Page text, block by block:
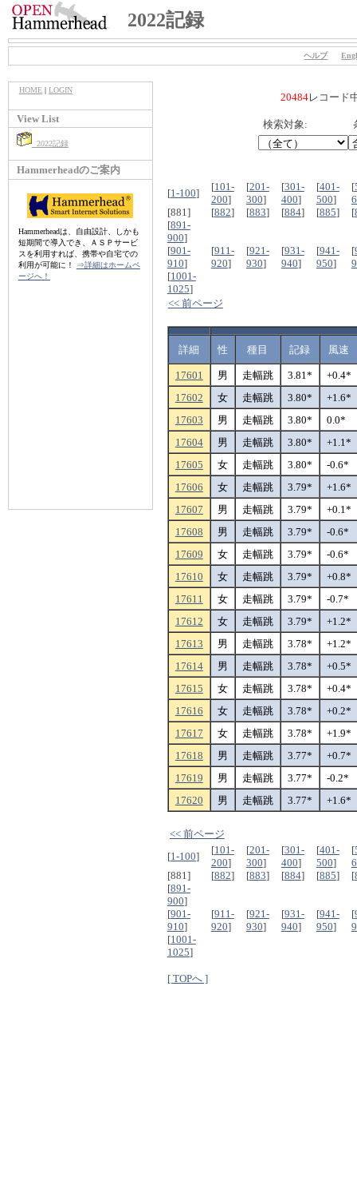
2022記録
ヘルプ
HOME| LOGIN
View List
2022記録
Hammerheadのご案内
Hammerheadは、自由設計、しかも
短期間で導入でき、ＡＳＰサービ
スを利用すれば、携帯や自宅での
利用が可能に！
⇒詳細はホームペ
ージへ！
20484レコード
検索対象:
[1-100]
[101-
200]
[201-
300]
[301-
400]
[401-
500]
[
[881]
[882] [883] [884] [885] [
[891-
900]
[901-
910]
[911-
920]
[921-
930]
[931-
940]
[941-
950]
[
[1001-
1025]
<< 前ページ
詳細 性 種目 記録 風速
17601 男 走幅跳 3.81*
+0.4*
17602
女 走幅跳 3.80*
+1.6*
17603
男 走幅跳 3.80*
0.0*
17604
男 走幅跳 3.80*
+1.1*
17605
女 走幅跳 3.80*
-0.6*
17606
女 走幅跳 3.79*
+1.6*
17607
男 走幅跳 3.79*
+0.1*
17608
男 走幅跳 3.79*
-0.6*
17609
女 走幅跳 3.79*
-0.6*
17610
女 走幅跳 3.79*
+0.8*
17611
女 走幅跳 3.79*
-0.7*
17612
女 走幅跳 3.79*
+1.2*
17613
男 走幅跳 3.78*
+1.2*
17614
男 走幅跳 3.78*
+0.5*
17615
女 走幅跳 3.78*
+0.4*
17616
女 走幅跳 3.78*
+0.2*
17617
女 走幅跳 3.78*
+1.9*
17618
男 走幅跳 3.77*
+0.7*
17619
男 走幅跳 3.77*
-0.2*
17620
男 走幅跳 3.77* +1.6*
<< 前ページ
[1-100]
[101-
200]
[201-
300]
[301-
400]
[401-
500]
[
[881]
[882] [883] [884] [885] [
[891-
900]
[901-
910]
[911-
920]
[921-
930]
[931-
940]
[941-
950]
[
[1001-
1025]
[ TOPへ ]